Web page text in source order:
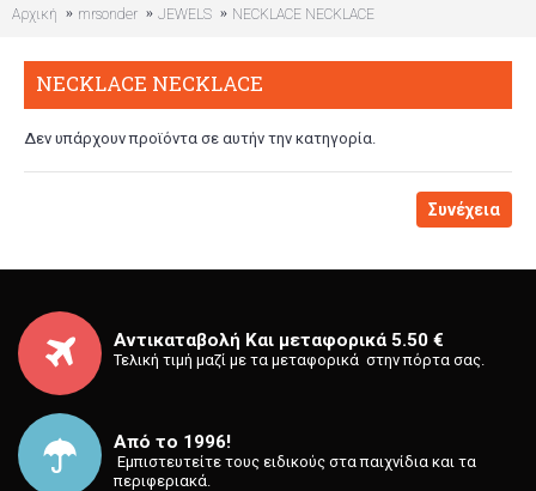
Αρχική mrsonder JEWELS NECKLACE NECKLACE
NECKLACE NECKLACE
Δεν υπάρχουν προϊόντα σε αυτήν την κατηγορία.
Συνέχεια
Αντικαταβολή Και μεταφορικά 5.50 €
Τελική τιμή μαζί με τα μεταφορικά στην πόρτα σας.
Από το 1996!
⁡ Εμπιστευτείτε τους ειδικούς στα παιχνίδια και τα
περιφεριακά.